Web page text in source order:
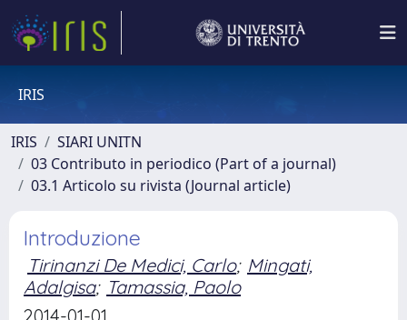
IRIS
IRIS
SIARI UNITN
03 Contributo in periodico (Part of a journal)
03.1 Articolo su rivista (Journal article)
Introduzione
Tirinanzi De Medici, Carlo; Mingati,
Adalgisa; Tamassia, Paolo